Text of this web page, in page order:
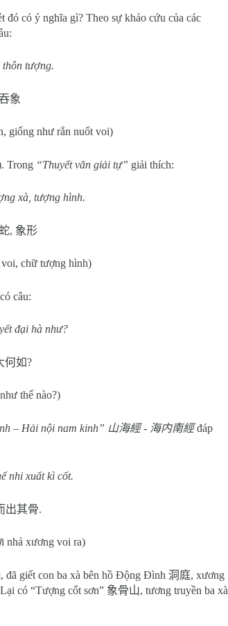
đó có ý nghĩa gì? Theo sự khảo cứu của các
thôn tượng.
象
giống như rắn nuốt voi)
Trong “Thuyết văn giải tự” giải thích:
xà, tượng hình.
, 象形
chữ tượng hình)
câu:
đại hà như?
何如?
thế nào?)
– Hải nội nam kinh” 山海經- 海内南經 đáp
nhi xuất kì cốt.
出其骨.
nhả xương voi ra)
đã giết con ba xà bên hồ Động Đình 洞庭, xương
có “Tượng cổt sơn” 象骨山, tương truyền ba xà